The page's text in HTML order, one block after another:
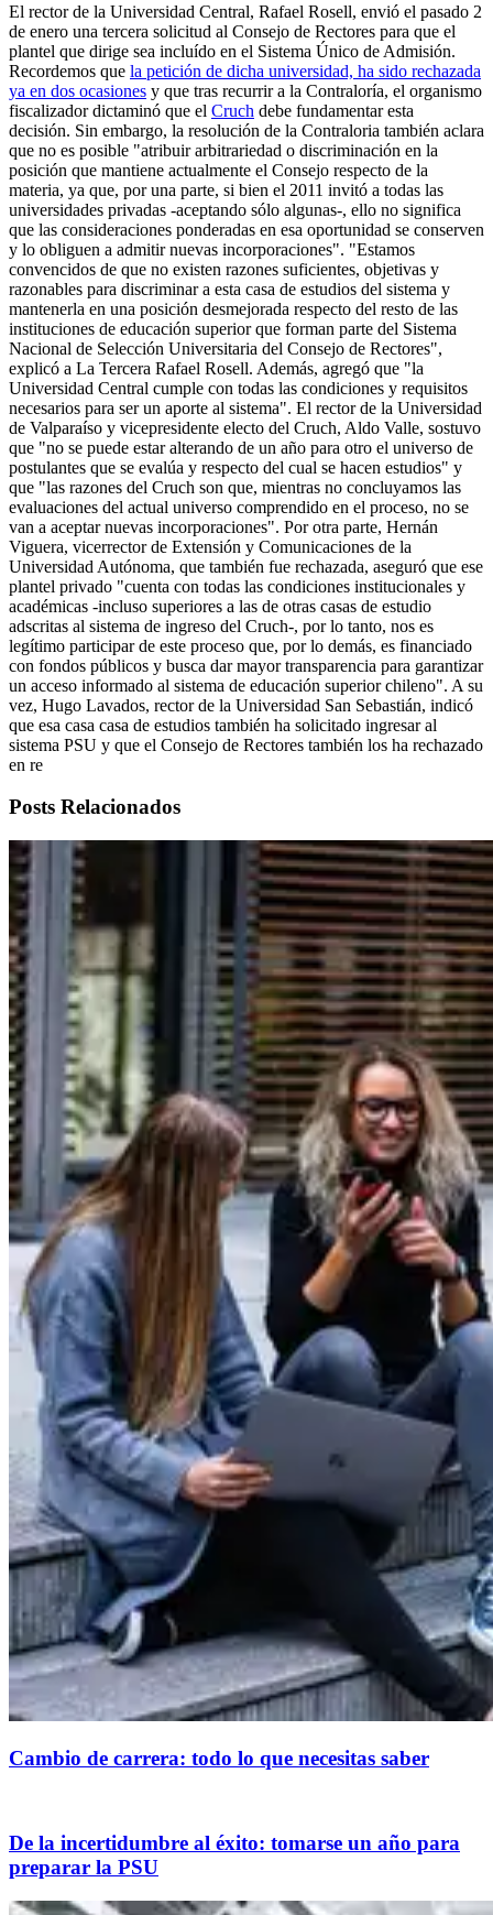
El rector de la Universidad Central, Rafael Rosell, envió el pasado 2
de enero una tercera solicitud al Consejo de Rectores para que el
plantel que dirige sea incluído en el Sistema Único de Admisión.
Recordemos que la petición de dicha universidad, ha sido rechazada
ya en dos ocasiones y que tras recurrir a la Contraloría, el organismo
fiscalizador dictaminó que el Cruch debe fundamentar esta
decisión. Sin embargo, la resolución de la Contraloria también aclara
que no es posible "atribuir arbitrariedad o discriminación en la
posición que mantiene actualmente el Consejo respecto de la
materia, ya que, por una parte, si bien el 2011 invitó a todas las
universidades privadas -aceptando sólo algunas-, ello no significa
que las consideraciones ponderadas en esa oportunidad se conserven
y lo obliguen a admitir nuevas incorporaciones". "Estamos
convencidos de que no existen razones suficientes, objetivas y
razonables para discriminar a esta casa de estudios del sistema y
mantenerla en una posición desmejorada respecto del resto de las
instituciones de educación superior que forman parte del Sistema
Nacional de Selección Universitaria del Consejo de Rectores",
explicó a La Tercera Rafael Rosell. Además, agregó que "la
Universidad Central cumple con todas las condiciones y requisitos
necesarios para ser un aporte al sistema". El rector de la Universidad
de Valparaíso y vicepresidente electo del Cruch, Aldo Valle, sostuvo
que "no se puede estar alterando de un año para otro el universo de
postulantes que se evalúa y respecto del cual se hacen estudios" y
que "las razones del Cruch son que, mientras no concluyamos las
evaluaciones del actual universo comprendido en el proceso, no se
van a aceptar nuevas incorporaciones". Por otra parte, Hernán
Viguera, vicerrector de Extensión y Comunicaciones de la
Universidad Autónoma, que también fue rechazada, aseguró que ese
plantel privado "cuenta con todas las condiciones institucionales y
académicas -incluso superiores a las de otras casas de estudio
adscritas al sistema de ingreso del Cruch-, por lo tanto, nos es
legítimo participar de este proceso que, por lo demás, es financiado
con fondos públicos y busca dar mayor transparencia para garantizar
un acceso informado al sistema de educación superior chileno". A su
vez, Hugo Lavados, rector de la Universidad San Sebastián, indicó
que esa casa casa de estudios también ha solicitado ingresar al
sistema PSU y que el Consejo de Rectores también los ha rechazado
en re
Posts Relacionados
Cambio de carrera: todo lo que necesitas saber
De la incertidumbre al éxito: tomarse un año para
preparar la PSU